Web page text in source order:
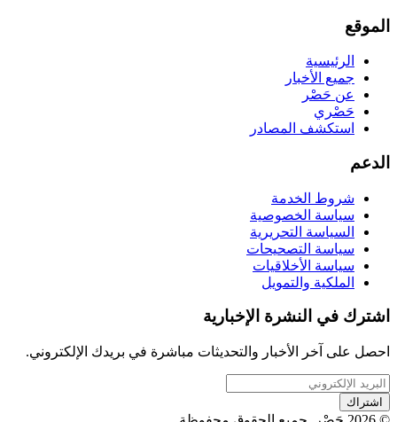
الموقع
الرئيسية
جميع الأخبار
عن حَصْر
حَصْري
استكشف المصادر
الدعم
شروط الخدمة
سياسة الخصوصية
السياسة التحريرية
سياسة التصحيحات
سياسة الأخلاقيات
الملكية والتمويل
اشترك في النشرة الإخبارية
احصل على آخر الأخبار والتحديثات مباشرة في بريدك الإلكتروني.
اشتراك